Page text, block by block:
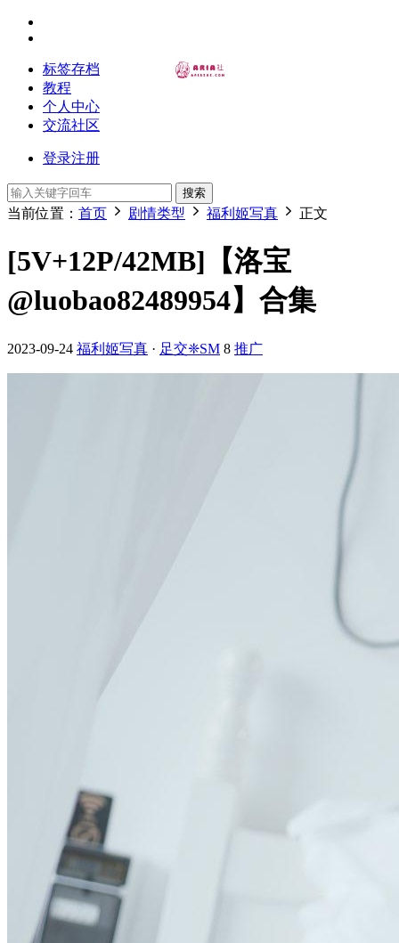
标签存档
教程
个人中心
交流社区
登录注册
搜索
当前位置： 首页 剧情类型 福利姬写真 正文
[5V+12P/42MB]【洛宝
@luobao82489954】合集
2023-09-24 福利姬写真 · 足交❈SM 8 推广